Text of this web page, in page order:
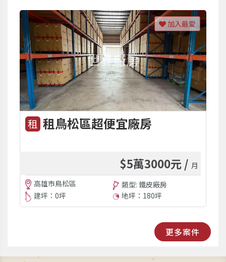
租 租鳥松區超便宜廠房
$5萬3000元 / 月
高雄市鳥松區
類型: 鐵皮廠房
建坪：0坪
地坪：180坪
加入最愛
更多案件